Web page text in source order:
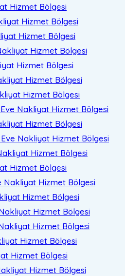
Hizmet Bölgesi
Hizmet Bölgesi
Hizmet Bölgesi
Hizmet Bölgesi
Hizmet Bölgesi
Hizmet Bölgesi
Hizmet Bölgesi
Nakliyat Hizmet Bölgesi
Hizmet Bölgesi
Nakliyat Hizmet Bölgesi
Hizmet Bölgesi
Hizmet Bölgesi
Nakliyat Hizmet Bölgesi
Hizmet Bölgesi
Hizmet Bölgesi
Hizmet Bölgesi
Hizmet Bölgesi
Hizmet Bölgesi
Hizmet Bölgesi